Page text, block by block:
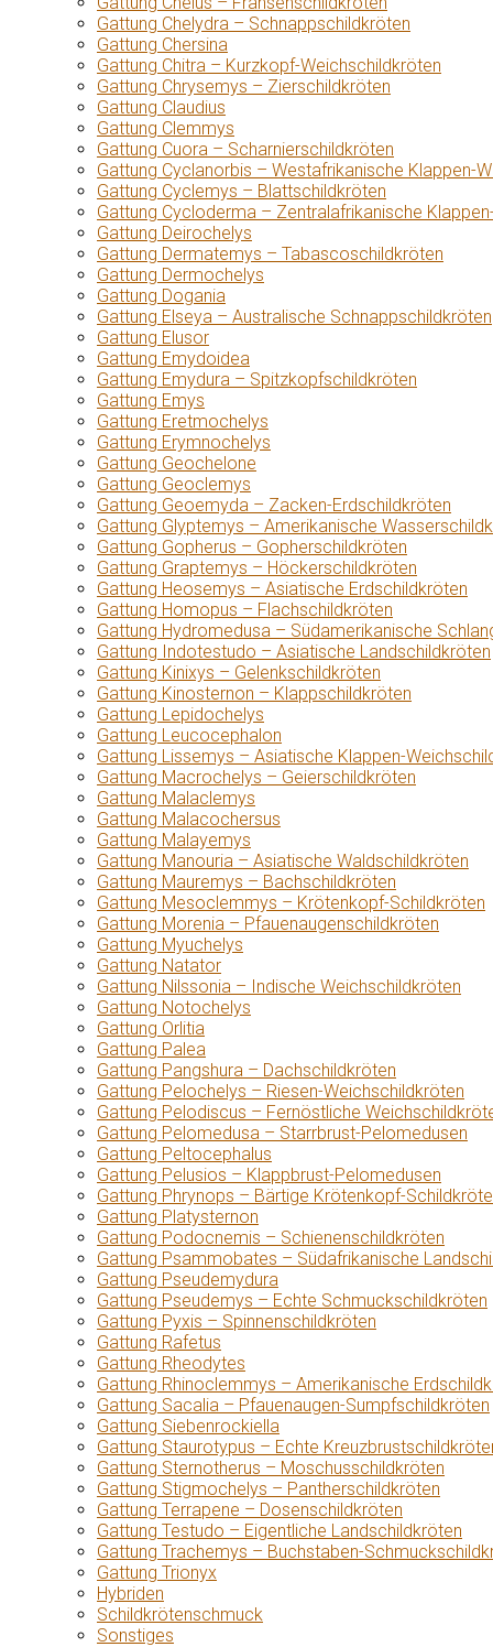
Gattung Chelydra – Schnappschildkröten
Gattung Chersina
Gattung Chitra – Kurzkopf-Weichschildkröten
Gattung Chrysemys – Zierschildkröten
Gattung Claudius
Gattung Clemmys
Gattung Cuora – Scharnierschildkröten
Gattung Cyclanorbis – Westafrikanische Klappen-
Gattung Cyclemys – Blattschildkröten
Gattung Cycloderma – Zentralafrikanische
Gattung Deirochelys
Gattung Dermatemys – Tabascoschildkröten
Gattung Dermochelys
Gattung Dogania
Gattung Elseya – Australische Schnappschildkröten
Gattung Elusor
Gattung Emydoidea
Gattung Emydura – Spitzkopfschildkröten
Gattung Emys
Gattung Eretmochelys
Gattung Erymnochelys
Gattung Geochelone
Gattung Geoclemys
Gattung Geoemyda – Zacken-Erdschildkröten
Gattung Glyptemys – Amerikanische
Gattung Gopherus – Gopherschildkröten
Gattung Graptemys – Höckerschildkröten
Gattung Heosemys – Asiatische Erdschildkröten
Gattung Homopus – Flachschildkröten
Gattung Hydromedusa – Südamerikanische
Gattung Indotestudo – Asiatische Landschildkröten
Gattung Kinixys – Gelenkschildkröten
Gattung Kinosternon – Klappschildkröten
Gattung Lepidochelys
Gattung Leucocephalon
Gattung Lissemys – Asiatische Klappen-
Gattung Macrochelys – Geierschildkröten
Gattung Malaclemys
Gattung Malacochersus
Gattung Malayemys
Gattung Manouria – Asiatische Waldschildkröten
Gattung Mauremys – Bachschildkröten
Gattung Mesoclemmys – Krötenkopf-Schildkröten
Gattung Morenia – Pfauenaugenschildkröten
Gattung Myuchelys
Gattung Natator
Gattung Nilssonia – Indische Weichschildkröten
Gattung Notochelys
Gattung Orlitia
Gattung Palea
Gattung Pangshura – Dachschildkröten
Gattung Pelochelys – Riesen-Weichschildkröten
Gattung Pelodiscus – Fernöstliche
Gattung Pelomedusa – Starrbrust-Pelomedusen
Gattung Peltocephalus
Gattung Pelusios – Klappbrust-Pelomedusen
Gattung Phrynops – Bärtige Krötenkopf-
Gattung Platysternon
Gattung Podocnemis – Schienenschildkröten
Gattung Psammobates – Südafrikanische
Gattung Pseudemydura
Gattung Pseudemys – Echte Schmuckschildkröten
Gattung Pyxis – Spinnenschildkröten
Gattung Rafetus
Gattung Rheodytes
Gattung Rhinoclemmys – Amerikanische
Gattung Sacalia – Pfauenaugen-Sumpfschildkröten
Gattung Siebenrockiella
Gattung Staurotypus – Echte
Gattung Sternotherus – Moschusschildkröten
Gattung Stigmochelys – Pantherschildkröten
Gattung Terrapene – Dosenschildkröten
Gattung Testudo – Eigentliche Landschildkröten
Gattung Trachemys – Buchstaben-
Gattung Trionyx
Hybriden
Schildkrötenschmuck
Sonstiges